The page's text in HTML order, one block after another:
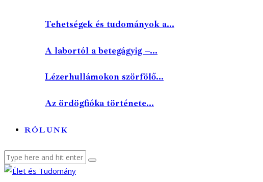
Tehetségek és tudományok a...
A labortól a betegágyig –...
Lézerhullámokon szörfölő...
Az ördögfióka története...
RÓLUNK